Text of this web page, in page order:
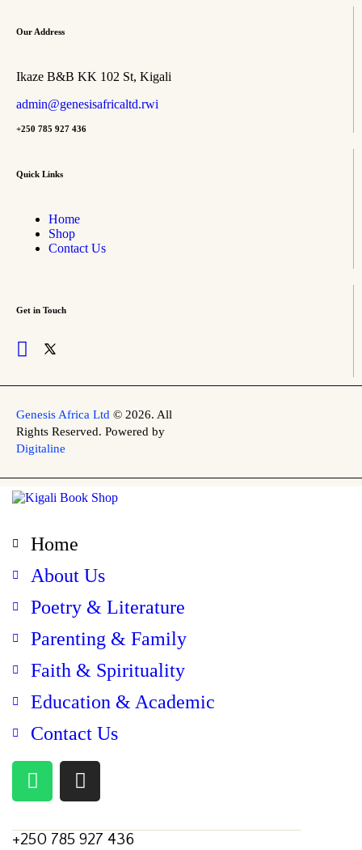
Our Address
Ikaze B&B KK 102 St, Kigali
admin@genesisafricaltd.rwi
+250 785 927 436
Quick Links
Home
Shop
Contact Us
Get in Touch
Genesis Africa Ltd © 2026. All
Rights Reserved. Powered by
Digitaline
Home
About Us
Poetry & Literature
Parenting & Family
Faith & Spirituality
Education & Academic
Contact Us
+250 785 927 436